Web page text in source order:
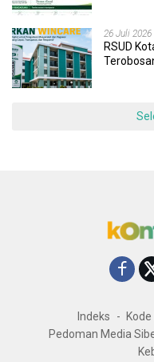
26 Juli 2026
RSUD
Indeks Kode
Pedoman Media